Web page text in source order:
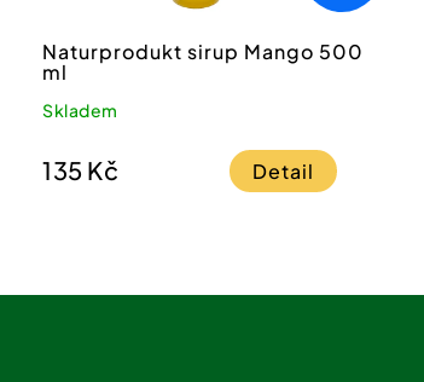
Naturprodukt sirup Mango 500
ml
Skladem
135 Kč Detail